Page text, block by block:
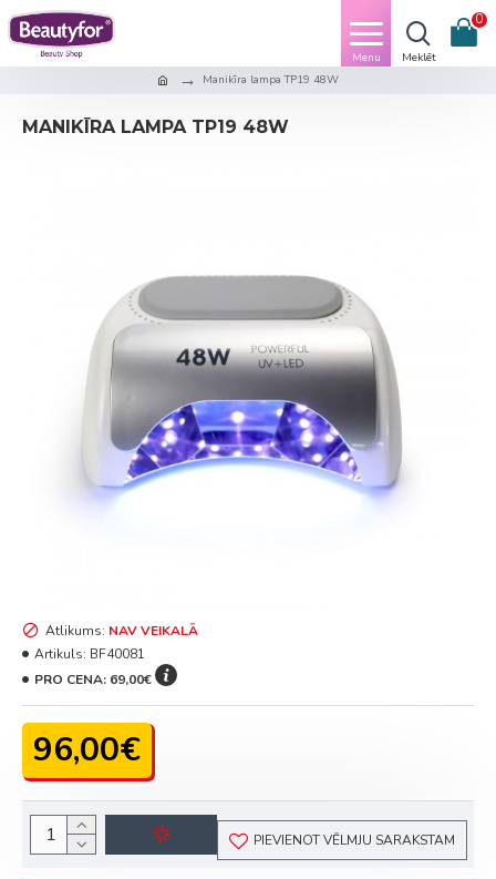
0
Manikīra lampa TP19 48W
MANIKĪRA LAMPA TP19 48W
96,00€
Atlikums: NAV VEIKALĀ
Artikuls: BF40081
PRO CENA: 69,00€
PIEVIENOT VĒLMJU SARAKSTAM